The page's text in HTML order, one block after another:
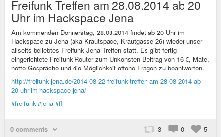
Freifunk Treffen am 28.08.2014 ab 20
Uhr im Hackspace Jena
Am kommenden Donnerstag, 28.08.2014 findet ab 20 Uhr im
Hackspace zu Jena (aka Krautspace, Krautgasse 26) wieder unser
allseits beliebtes Freifunk Jena Treffen statt. Es gibt fertig
eingerichtete Freifunk-Router zum Unkonsten-Beitrag von 16 €, Mate,
nette Gespräche und die Möglichkeit offene Fragen zu beantworten.
http://freifunk-jena.de/2014-08-22-freifunk-treffen-am-28-08-2014-ab-
20-uhr-im-hackspace-jena/
#freifunk #jena #ffj
0 comments 3 0 5